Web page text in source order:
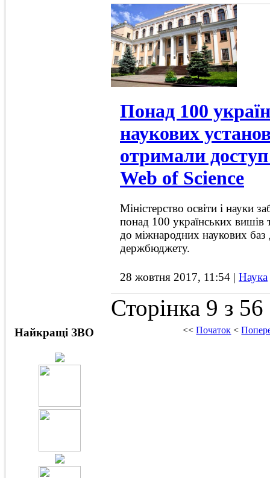
Понад 100
наукових
отримали
Web of Science
Міністерство освіти і науки
понад 100 українських
до міжнародних наукових
держбюджету.
28 жовтня 2017, 11:54 | Наука
Сторінка 9 з 56
<<Початок <
Найкращі ЗВО